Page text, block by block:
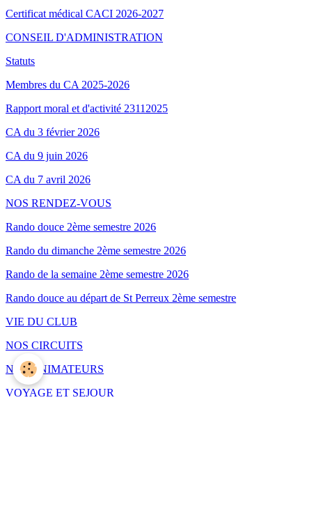
Certificat médical CACI 2026-2027
CONSEIL D'ADMINISTRATION
Statuts
Membres du CA 2025-2026
Rapport moral et d'activité 23112025
CA du 3 février 2026
CA du 9 juin 2026
CA du 7 avril 2026
NOS RENDEZ-VOUS
Rando douce 2ème semestre 2026
Rando du dimanche 2ème semestre 2026
Rando de la semaine 2ème semestre 2026
Rando douce au départ de St Perreux 2ème semestre
VIE DU CLUB
NOS CIRCUITS
NOS ANIMATEURS
VOYAGE ET SEJOUR